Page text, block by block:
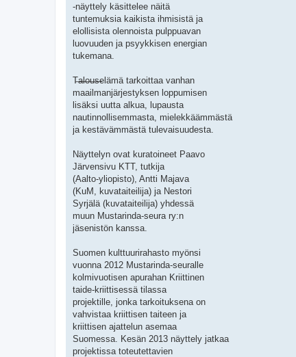
-näyttely käsittelee näitä
tuntemuksia kaikista ihmisistä ja
elollisista olennoista pulppuavan
luovuuden ja psyykkisen energian
tukemana.
T̶a̶l̶o̶u̶s̶elämä tarkoittaa vanhan
maailmanjärjestyksen loppumisen
lisäksi uutta alkua, lupausta
nautinnollisemmasta, mielekkäämmästä
ja kestävämmästä tulevaisuudesta.
Näyttelyn ovat kuratoineet Paavo
Järvensivu KTT, tutkija
(Aalto-yliopisto), Antti Majava
(KuM, kuvataiteilija) ja Nestori
Syrjälä (kuvataiteilija) yhdessä
muun Mustarinda-seura ry:n
jäsenistön kanssa.
Suomen kulttuurirahasto myönsi
vuonna 2012 Mustarinda-seuralle
kolmivuotisen apurahan Kriittinen
taide-kriittisessä tilassa
projektille, jonka tarkoituksena on
vahvistaa kriittisen taiteen ja
kriittisen ajattelun asemaa
Suomessa. Kesän 2013 näyttely jatkaa
projektissa toteutettavien